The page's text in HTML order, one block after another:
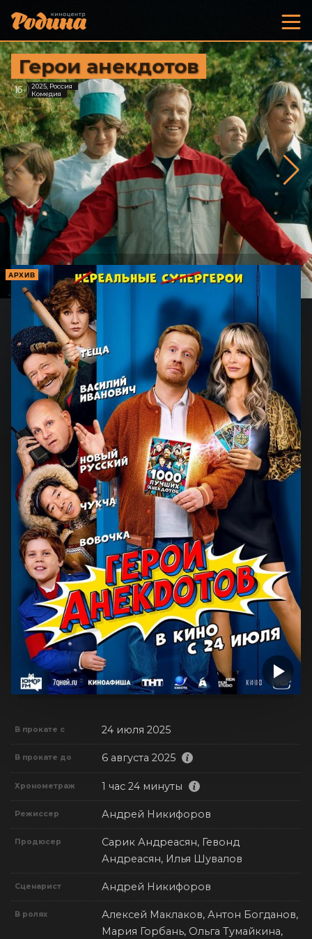
Герои анекдотов
16+ 2025, Россия
Комедия
АРХИВ
В прокате с 24 июля 2025
В прокате до 6 августа 2025
Хронометраж 1 час 24 минуты
Режиссер Андрей Никифоров
Продюсер
Сарик Андреасян, Гевонд
Андреасян, Илья Шувалов
Сценарист Андрей Никифоров
В ролях
Алексей Маклаков, Антон Богданов,
Мария Горбань, Ольга Тумайкина,